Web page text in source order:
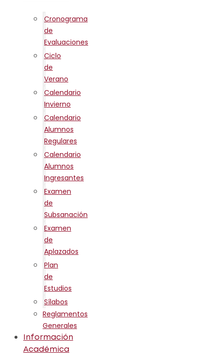
Cronograma
de
Evaluaciones
Ciclo
de
Verano
Calendario
Invierno
Calendario
Alumnos
Regulares
Calendario
Alumnos
Ingresantes
Examen
de
Subsanación
Examen
de
Aplazados
Plan
de
Estudios
Sílabos
Reglamentos
Generales
Información
Académica